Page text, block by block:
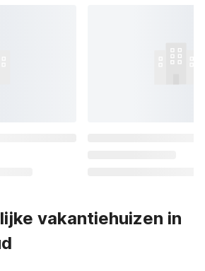
vakantiehuizen in